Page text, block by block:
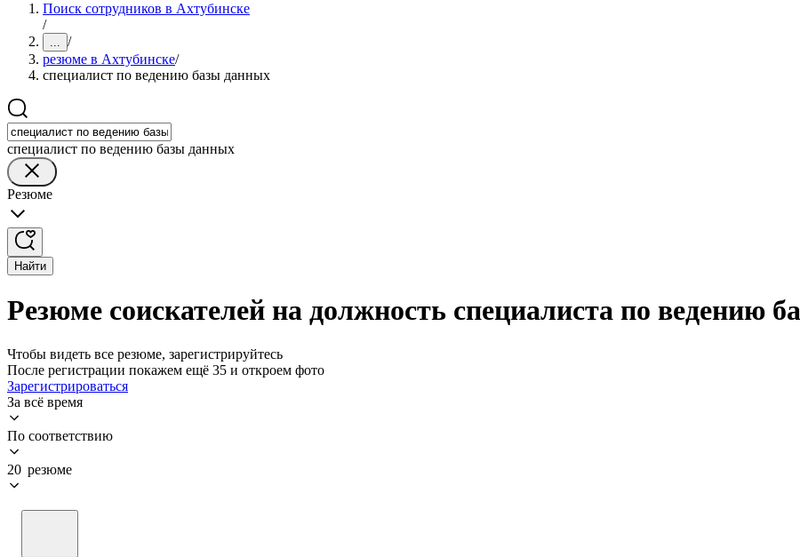
Поиск сотрудников в Ахтубинске
/
... /
резюме в Ахтубинске/
специалист по ведению базы данных
специалист по ведению базы данных
Резюме
Найти
Резюме соискателей на должность специалиста по ведению
Чтобы видеть все резюме, зарегистрируйтесь
После регистрации покажем ещё 35 и откроем фото
Зарегистрироваться
За всё время
По соответствию
20 резюме